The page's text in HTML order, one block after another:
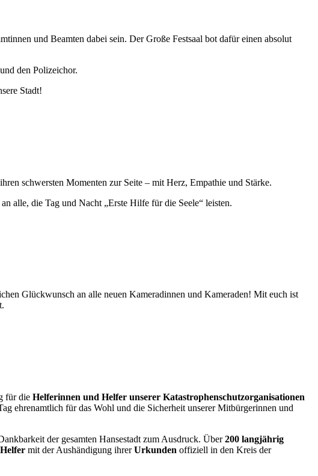
und Beamten dabei sein. Der Große Festsaal bot dafür einen absolut
den Polizeichor.
Stadt!
schwersten Momenten zur Seite – mit Herz, Empathie und Stärke.
alle, die Tag und Nacht „Erste Hilfe für die Seele“ leisten.
Glückwunsch an alle neuen Kameradinnen und Kameraden! Mit euch ist
für die Helferinnen und Helfer unserer Katastrophenschutzorganisationen
ehrenamtlich für das Wohl und die Sicherheit unserer Mitbürgerinnen und
der gesamten Hansestadt zum Ausdruck. Über200 langjährig
mit der Aushändigung ihrerUrkunden offiziell in den Kreis der